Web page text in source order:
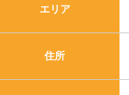
エリア
住所